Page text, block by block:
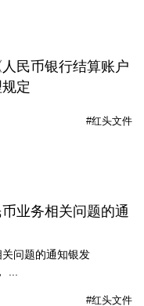
民币银行结算账户
定
#红头文件
业务相关问题的通
问题的通知银发
...
#红头文件